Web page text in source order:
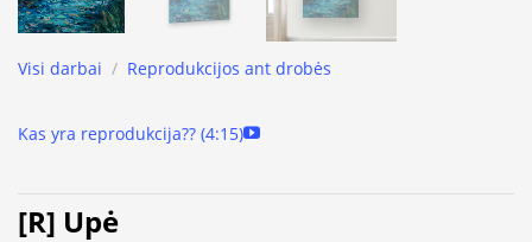
Visi darbai / Reprodukcijos ant drobės
Kas yra reprodukcija?? (4:15)
[R] Upė